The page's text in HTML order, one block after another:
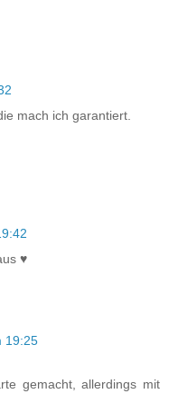
mach ich garantiert.
♥
19:25
gemacht, allerdings mit